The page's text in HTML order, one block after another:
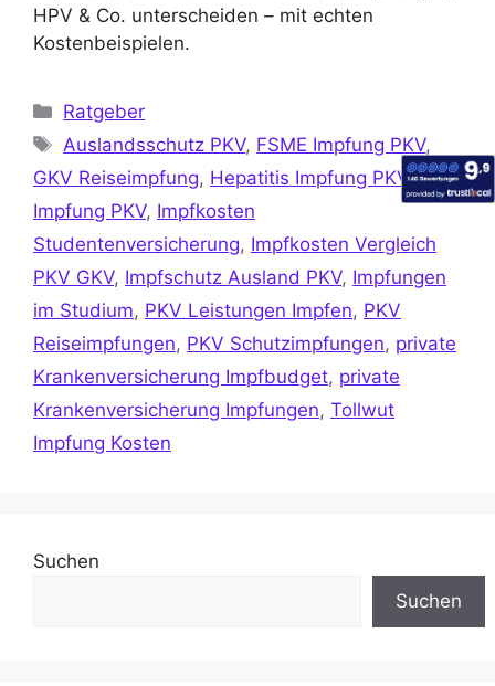
HPV & Co. unterscheiden – mit echten
Kostenbeispielen.
Ratgeber
Auslandsschutz PKV, FSME Impfung PKV,
GKV Reiseimpfung, Hepatitis Impfung PKV,HPV
Impfung PKV, Impfkosten
Studentenversicherung, Impfkosten Vergleich
PKV GKV, Impfschutz Ausland PKV, Impfungen
im Studium, PKV Leistungen Impfen, PKV
Reiseimpfungen, PKV Schutzimpfungen, private
Krankenversicherung Impfbudget, private
Krankenversicherung Impfungen, Tollwut
Impfung Kosten
Suchen
Suchen